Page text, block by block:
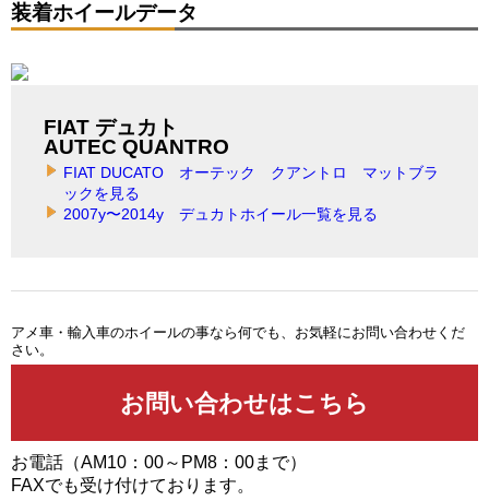
装着ホイールデータ
FIAT デュカト
AUTEC QUANTRO
FIAT DUCATO オーテック クアントロ マットブラ
ックを見る
2007y〜2014y デュカトホイール一覧を見る
アメ車・輸入車のホイールの事なら何でも、お気軽にお問い合わせくだ
さい。
お電話（AM10：00～PM8：00まで）
FAXでも受け付けております。